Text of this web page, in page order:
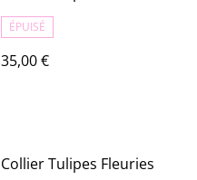
ÉPUISÉ
35,00 €
Collier Tulipes Fleuries